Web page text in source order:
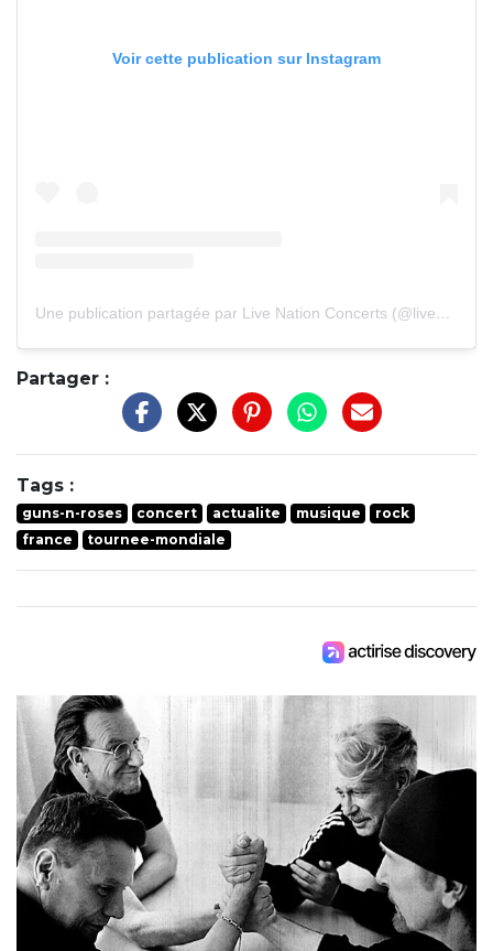
Voir cette publication sur Instagram
Une publication partagée par Live Nation Concerts (@livenation)
Partager :
Tags :
guns-n-roses concert actualite musique
rock
france
tournee-mondiale